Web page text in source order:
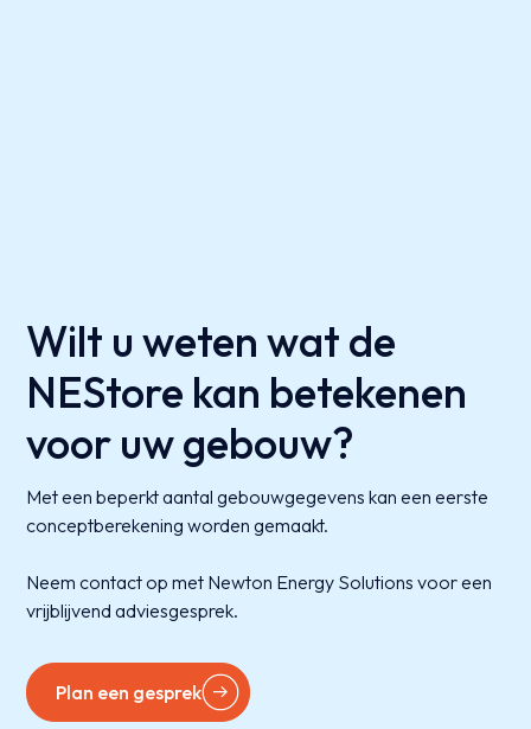
Wilt u weten wat de
NEStore kan betekenen
voor uw gebouw?
Met een beperkt aantal gebouwgegevens kan een eerste
conceptberekening worden gemaakt.
Neem contact op met Newton Energy Solutions voor een
vrijblijvend adviesgesprek.
Plan een gesprek